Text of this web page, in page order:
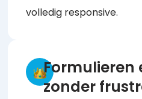
volledig responsive.
Formulieren
zonder